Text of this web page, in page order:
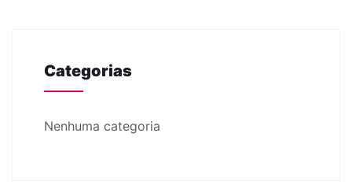
Categorias
Nenhuma categoria